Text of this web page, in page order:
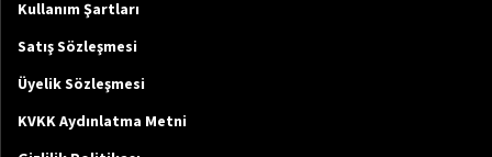
Kullanım Şartları
Satış Sözleşmesi
Üyelik Sözleşmesi
KVKK Aydınlatma Metni